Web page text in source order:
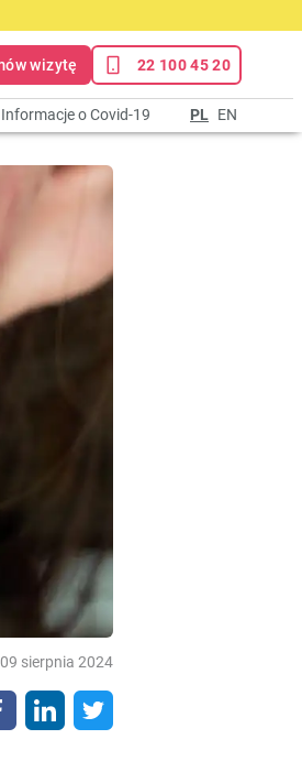
wizytę 22 100 45 20
Informacje o Covid-19 PL EN
09 sierpnia 2024